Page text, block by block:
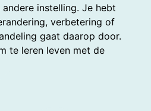
instelling. Je hebt
verbetering of
gaat daarop door.
te leren leven met de